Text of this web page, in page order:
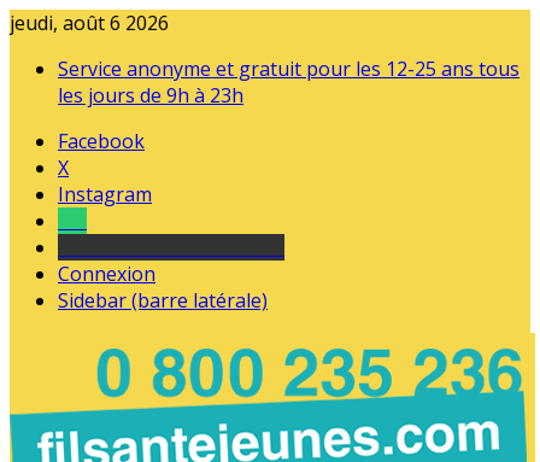
jeudi, août 6 2026
Service anonyme et gratuit pour les 12-25 ans tous
les jours de 9h à 23h
Facebook
X
Instagram
Connexion
Sidebar (barre latérale)